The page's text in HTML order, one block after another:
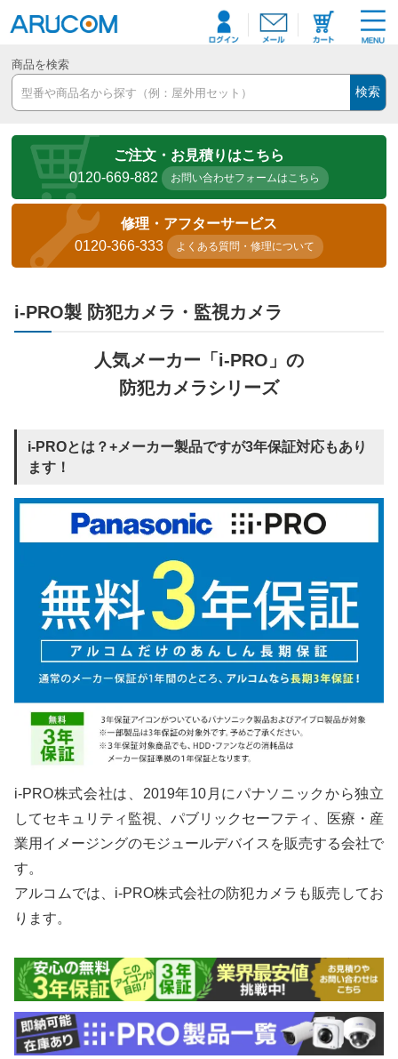
商品を検索
検索
ご注文・お見積りはこちら
0120-669-882
お問い合わせフォームはこちら
修理・アフターサービス
0120-366-333
よくある質問・修理について
i-PRO製 防犯カメラ・監視カメラ
人気メーカー「i-PRO」の
防犯カメラシリーズ
i-PROとは？+メーカー製品ですが3年保証対応もあり
ます！
i-PRO株式会社は、2019年10月にパナソニックから独立
してセキュリティ監視、パブリックセーフティ、医療・産
業用イメージングのモジュールデバイスを販売する会社で
す。
アルコムでは、i-PRO株式会社の防犯カメラも販売してお
ります。